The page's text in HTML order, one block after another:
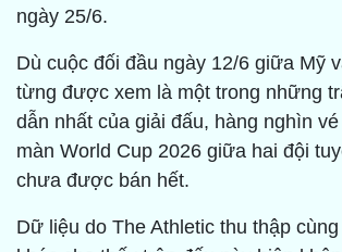
ngày 25/6.
Dù cuộc đối đầu ngày 12/6 giữa Mỹ
từng được xem là một trong những
dẫn nhất của giải đấu, hàng nghìn
màn World Cup 2026 giữa hai đội
chưa được bán hết.
Dữ liệu do The Athletic thu thập